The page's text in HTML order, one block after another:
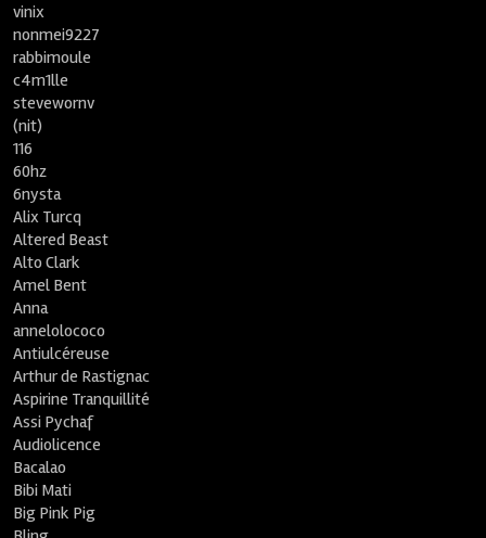
vinix
nonmei9227
rabbimoule
c4m1lle
stevewornv
(nit)
116
60hz
6nysta
Alix Turcq
Altered Beast
Alto Clark
Amel Bent
Anna
annelolococo
Antiulcéreuse
Arthur de Rastignac
Aspirine Tranquillité
Assi Pychaf
Audiolicence
Bacalao
Bibi Mati
Big Pink Pig